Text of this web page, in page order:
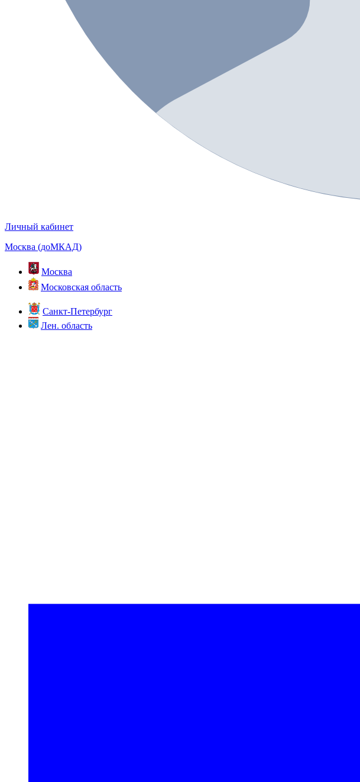
Личный кабинет
Москва (доМКАД)
Москва
Московская область
Санкт-Петербург
Лен. область